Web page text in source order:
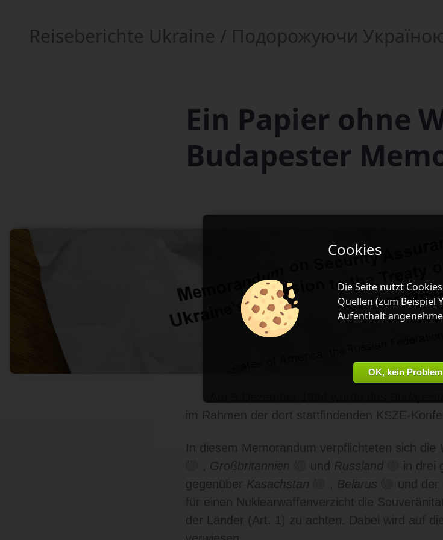
Reiseberichte Ukraine / Подорожуючи
Ein Papier ohne
Budapester
im Rahmen der dort stattfindenden KSZE-
In diesem Memorandum verpflichteten sich die
, Großbritannien und Russland
in drei
gegenüber Kasachstan , Belarus und der
für einen Nuklearwaffenverzicht die
der Länder (Art. 1) zu achten. Dabei wird auf
Cookies
Die Seite nutzt Cookies
Quellen (zum Beispiel
Aufenthalt
OK, kein Problem